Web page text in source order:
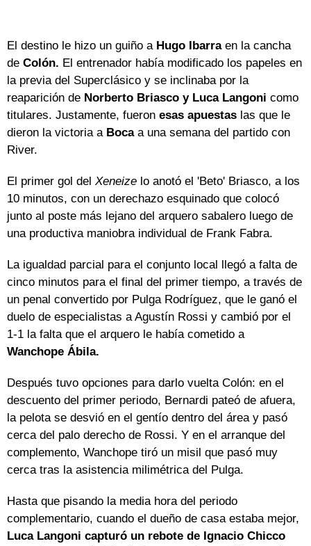
El destino le hizo un guiño a Hugo Ibarraen la cancha
de Colón. El entrenador había modificado los papeles en
la previa del Superclásico y se inclinaba por la
reaparición de Norberto Briasco y Luca Langoni como
titulares. Justamente, fueron esas apuestas las que le
dieron la victoria a Bocaa una semana del partido con
River.
El primer gol del Xeneize lo anotó el 'Beto' Briasco, a los
10 minutos, con un derechazo esquinado que colocó
junto al poste más lejano del arquero sabalero luego de
una productiva maniobra individual de Frank Fabra.
La igualdad parcial para el conjunto local llegó a falta de
cinco minutos para el final del primer tiempo, a través de
un penal convertido por Pulga Rodríguez, que le ganó el
duelo de especialistas a Agustín Rossi y cambió por el
1-1 la falta que el arquero le había cometido a
Wanchope Ábila.
Después tuvo opciones para darlo vuelta Colón: en el
descuento del primer periodo, Bernardi pateó de afuera,
la pelota se desvió en el gentío dentro del área y pasó
cerca del palo derecho de Rossi. Y en el arranque del
complemento, Wanchope tiró un misil que pasó muy
cerca tras la asistencia milimétrica del Pulga.
Hasta que pisando la media hora del periodo
complementario, cuando el dueño de casa estaba mejor,
Luca Langoni capturó un rebote de Ignacio Chicco